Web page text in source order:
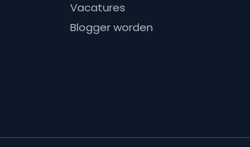
Vacatures
Blogger worden